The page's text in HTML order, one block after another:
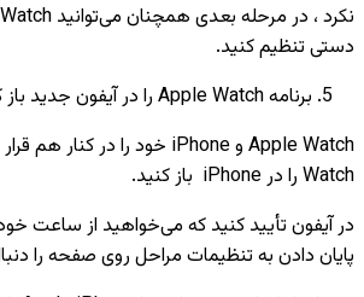
دستی تنظیم کنید.
برنامه Apple Watch را در آیفون جدید باز کنید
Watch را در iPhone باز کنید.
در آیفون تأیید کنید که می‌خواهید از ساعت
پایان دادن به تنظیمات مراحل روی صفحه را